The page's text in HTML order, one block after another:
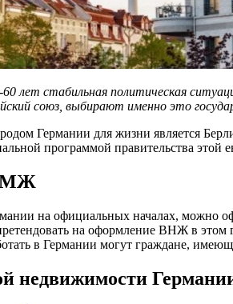
лет стабильная политическая
союз, выбирают именно это
Германии для жизни является
программой правительства этой
на официальных началах, можно
на оформление ВНЖ в этом
в Германии могут граждане,
недвижимости